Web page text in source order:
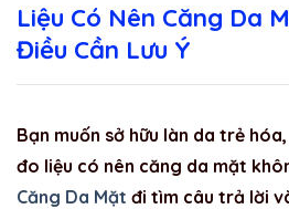
Liệu Có Nên Căng Da
Điều Cần Lưu Ý
Bạn muốn sở hữu làn da trẻ
đo liệu có nên căng da mặt
Căng Da Mặt đi tìm câu trả lời